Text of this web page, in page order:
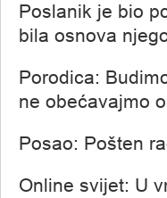
Poslanik je bio
bila osnova
Porodica:
ne obećavajmo
Posao: Pošten
Online svijet: U